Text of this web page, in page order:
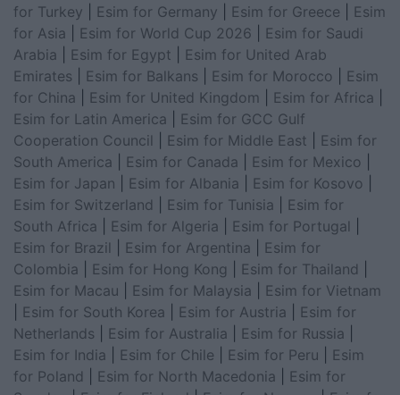
for Turkey
Esim for Germany Esim for Greece
Esim
for Asia
Esim for World Cup 2026
Esim for Saudi
Arabia
Esim for Egypt
Esim for United Arab
Emirates
Esim for Balkans Esim for Morocco
Esim
for China
Esim for United Kingdom Esim for Africa
Esim for Latin America
Esim for GCC Gulf
Cooperation Council
Esim for Middle East
Esim for
South America
Esim for Canada Esim for Mexico
Esim for Japan
Esim for Albania Esim for Kosovo
Esim for Switzerland
Esim for Tunisia
Esim for
South Africa
Esim for Algeria Esim for Portugal
Esim for Brazil
Esim for Argentina
Esim for
Colombia
Esim for Hong Kong Esim for Thailand
Esim for Macau
Esim for Malaysia
Esim for Vietnam
Esim for South Korea Esim for Austria
Esim for
Netherlands
Esim for Australia Esim for Russia
Esim for India
Esim for Chile Esim for Peru
Esim
for Poland
Esim for North Macedonia
Esim for